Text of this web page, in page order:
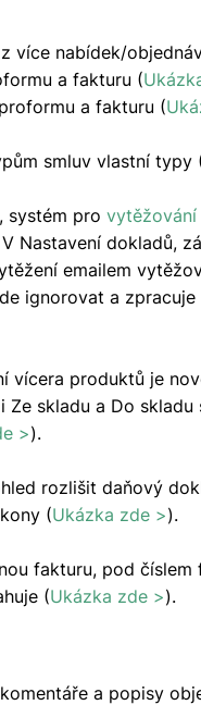
více nabídek/
a fakturu (
a fakturu (
smluv vlastní typy
systém pro vytěžování
Nastavení dokladů,
emailem
ignorovat a
vícera produktů je
skladu a Do
>).
rozlišit daňový
(Ukázka zde >).
fakturu, pod
(Ukázka zde >).
a popisy